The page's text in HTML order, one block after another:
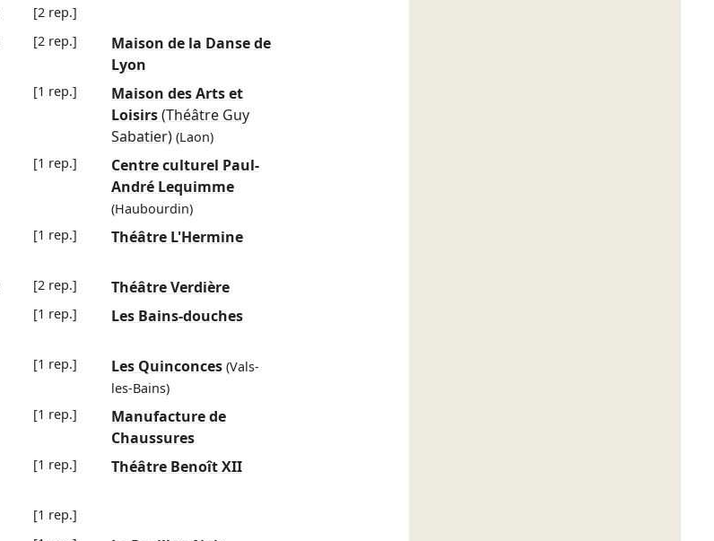
[2 rep.]
[2 rep.]
Maison de la Danse de
Lyon
[1 rep.]
Maison des Arts et
Loisirs(Théâtre Guy
Sabatier) (Laon)
[1 rep.]
Centre culturel Paul-
André Lequimme
(Haubourdin)
[1 rep.] Théâtre L'Hermine
[2 rep.]
Théâtre Verdière
[1 rep.] Les Bains-douches
[1 rep.] Les Quinconces (Vals-
les-Bains)
[1 rep.]
Manufacture de
Chaussures
[1 rep.] Théâtre Benoît XII
[1 rep.]